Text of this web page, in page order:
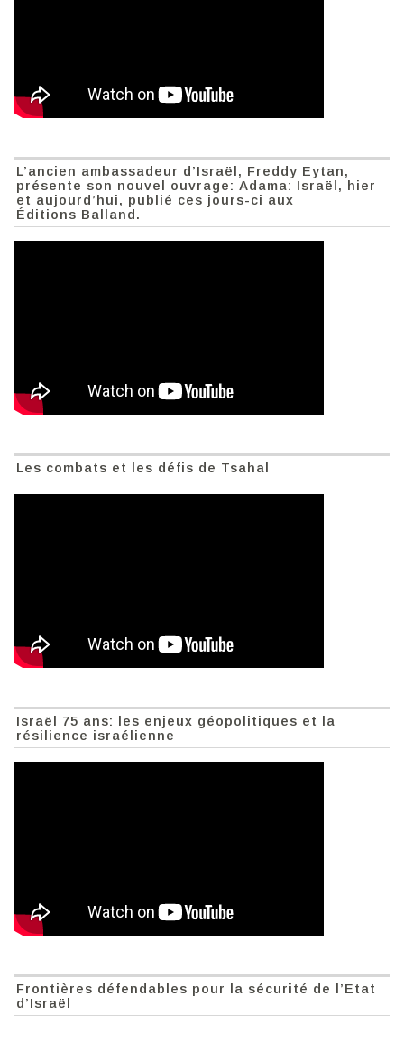
L’ancien ambassadeur d’Israël, Freddy Eytan,
présente son nouvel ouvrage: Adama: Israël, hier
et aujourd’hui, publié ces jours-ci aux
Éditions Balland.
Les combats et les défis de Tsahal
Israël 75 ans: les enjeux géopolitiques et la
résilience israélienne
Frontières défendables pour la sécurité de l’Etat
d’Israël